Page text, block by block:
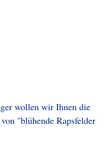
wollen wir Ihnen die
"blühende Rapsfelder